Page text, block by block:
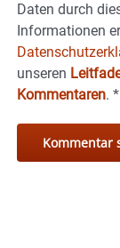
Daten durch
Informationen
unseren
Kommentaren. *